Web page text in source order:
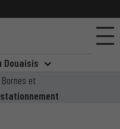
Douaisis
Bornes et